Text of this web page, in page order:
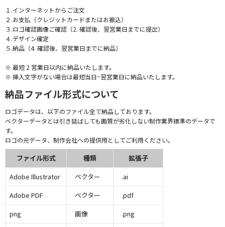
１.インターネットからご注文
２.お支払（クレジットカードまたはお振込）
３.ロゴ確認画像ご確認（2. 確認後、翌営業日までに提出）
４.デザイン確定
５.納品（4. 確認後、翌営業日までに納品）
※ 最短 2 営業日以内に納品いたします。
※ 挿入文字がない場合は最短当日~翌営業日に納品いたします。
納品ファイル形式について
ロゴデータは、以下のファイル全て納品しております。
ベクターデータとは引き延ばしても画質が劣化しない制作業界標準のデータで
す。
ロゴの元データ、制作会社への提供用としてご利用ください。
ファイル形式 種類
拡張子
Adobe Illustrator
ベクター
.ai
Adobe PDF
ベクター
.pdf
png
画像
.png